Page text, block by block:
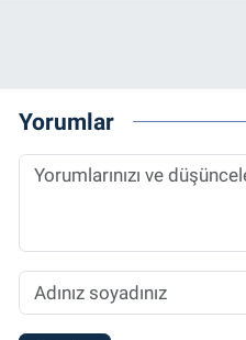
Yorumlar